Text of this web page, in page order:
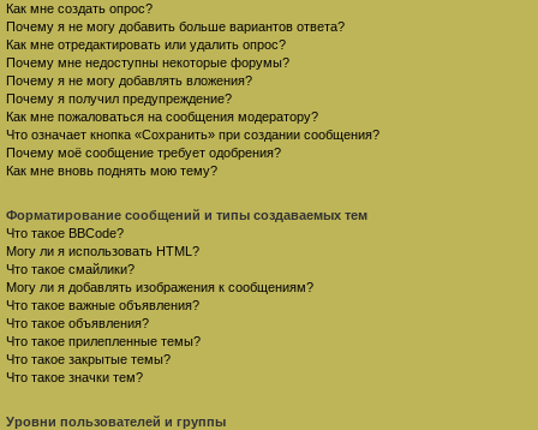
Как мне создать опрос?
Почему я не могу добавить больше вариантов ответа?
Как мне отредактировать или удалить опрос?
Почему мне недоступны некоторые форумы?
Почему я не могу добавлять вложения?
Почему я получил предупреждение?
Как мне пожаловаться на сообщения модератору?
Что означает кнопка «Сохранить» при создании сообщения?
Почему моё сообщение требует одобрения?
Как мне вновь поднять мою тему?
Форматирование сообщений и типы создаваемых тем
Что такое BBCode?
Могу ли я использовать HTML?
Что такое смайлики?
Могу ли я добавлять изображения к сообщениям?
Что такое важные объявления?
Что такое объявления?
Что такое прилепленные темы?
Что такое закрытые темы?
Что такое значки тем?
Уровни пользователей и группы